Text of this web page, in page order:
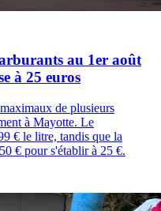
au 1er août
à 25 euros
de plusieurs
à Mayotte. Le
€ le litre, tandis que la
€ pour s'établir à 25 €.